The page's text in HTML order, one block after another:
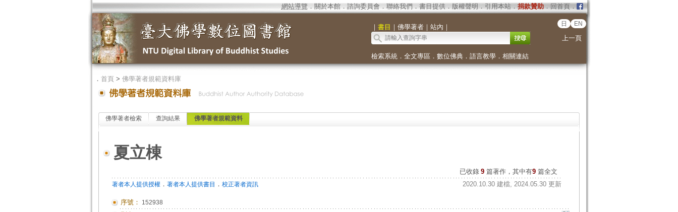
網站導覽 ． 關於本館． 諮詢委員會． 聯絡我們 ． 書目提供． 版權聲明 ． 引用本站． 捐款贊助．回首頁．
｜ 書目 ｜ 佛學著者｜ 站內 ｜ 日 EN
上一頁
檢索系統． 全文專區 ． 數位佛典． 語言教學． 相關連結
． 首頁> 佛學著者規範資料庫
佛學著者檢索 查詢結果 佛學著者規範資料
夏立棟
已收錄 9 篇著作，其中有9篇全文
著者本人提供授權． 著者本人提供書目 ． 校正著者資訊 2020.10.30 建檔, 2024.05.30 更新
序號： 152938